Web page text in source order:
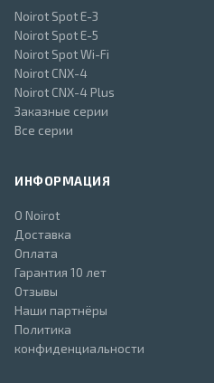
Noirot Spot E-3
Noirot Spot E-5
Noirot Spot Wi-Fi
Noirot CNX-4
Noirot CNX-4 Plus
Заказные серии
Все серии
ИНФОРМАЦИЯ
О Noirot
Доставка
Оплата
Гарантия 10 лет
Отзывы
Наши партнёры
Политика
конфиденциальности